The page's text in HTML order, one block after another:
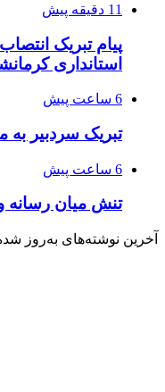
11 دقیقه پیش
پیام تبریک
استانداری
6 ساعت پیش
تبریک سردبیر به
6 ساعت پیش
تنش میان رسانه
آخرین نوشته‌های‌ به‌روز